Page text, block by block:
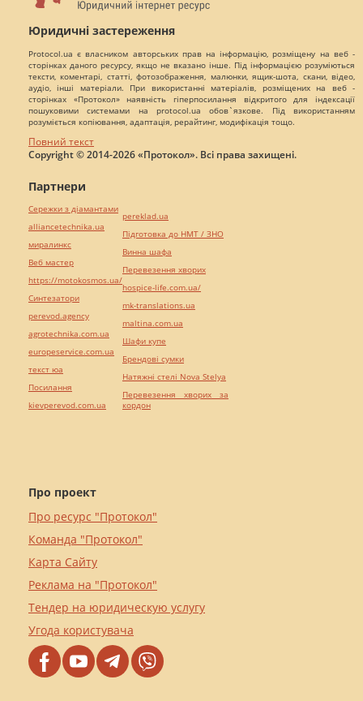
Юридичні застереження
Protocol.ua є власником авторських прав на інформацію, розміщену на веб -
сторінках даного ресурсу, якщо не вказано інше. Під інформацією розуміються
тексти, коментарі, статті, фотозображення, малюнки, ящик-шота, скани, відео,
аудіо, інші матеріали. При використанні матеріалів, розміщених на веб -
сторінках «Протокол» наявність гіперпосилання відкритого для індексації
пошуковими системами на protocol.ua обов`язкове. Під використанням
розуміється копіювання, адаптація, рерайтинг, модифікація тощо.
Повний текст
Copyright © 2014-2026 «Протокол». Всі права захищені.
Про проект
Про ресурс "Протокол"
Команда "Протокол"
Карта Сайту
Реклама на "Протокол"
Тендер на юридическую услугу
Угода користувача
Партнери
Сережки з діамантами
alliancetechnika.ua
миралинкс
Веб мастер
https://motokosmos.ua/
Синтезатори
perevod.agency
agrotechnika.com.ua
europeservice.com.ua
текст юа
Посилання
kievperevod.com.ua
pereklad.ua
Підготовка до НМТ / ЗНО
Винна шафа
Перевезення хворих
hospice-life.com.ua/
mk-translations.ua
maltina.com.ua
Шафи купе
Брендові сумки
Натяжні стелі Nova Stelya
Перевезення хворих за
кордон